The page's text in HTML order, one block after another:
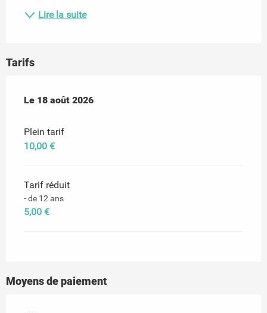
Lire la suite
Tarifs
Le 18 août 2026
Le 18 août 2026
Plein tarif
10,00 €
Tarif réduit
- de 12 ans
5,00 €
Moyens de paiement